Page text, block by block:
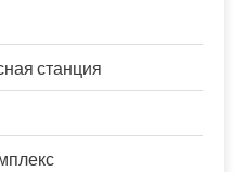
станция